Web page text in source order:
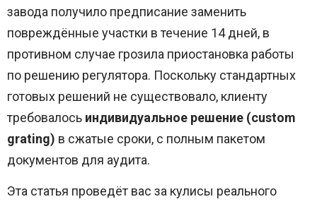
завода получило предписание заменить
повреждённые участки в течение 14 дней, в
противном случае грозила приостановка работы
по решению регулятора. Поскольку стандартных
готовых решений не существовало, клиенту
требовалось индивидуальное решение (custom
grating) в сжатые сроки, с полным пакетом
документов для аудита.
Эта статья проведёт вас за кулисы реального